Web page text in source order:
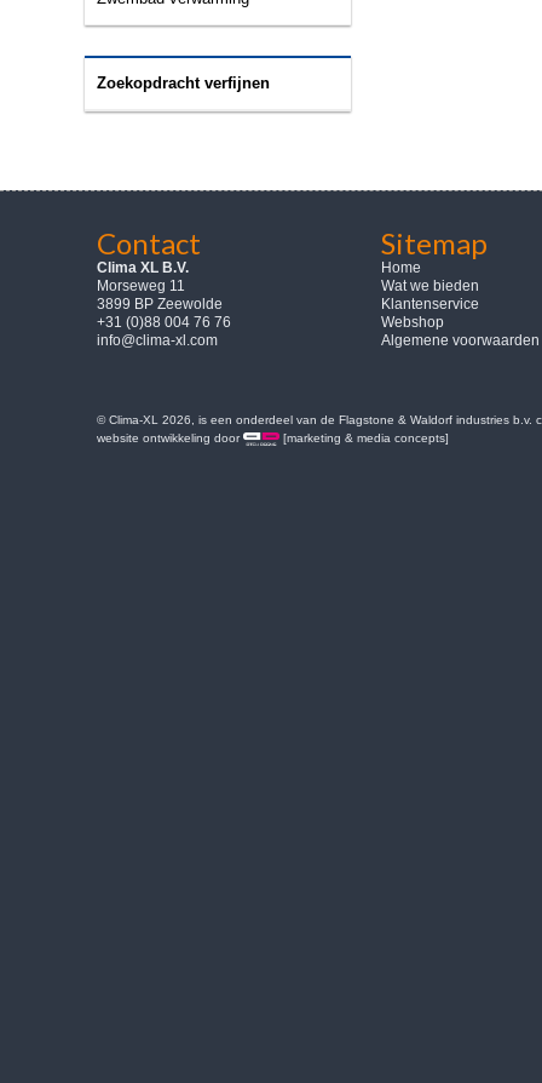
Zoekopdracht verfijnen
Contact
Clima XL B.V.
Morseweg 11
3899 BP Zeewolde
+31 (0)88 004 76 76
info@clima-xl.com
Sitemap
Home
Wat we bieden
Klantenservice
Webshop
Algemene voorwaarden
© Clima-XL 2026, is een onderdeel van de Flagstone & Waldorf industries b.v.
website ontwikkeling door
[marketing & media concepts]